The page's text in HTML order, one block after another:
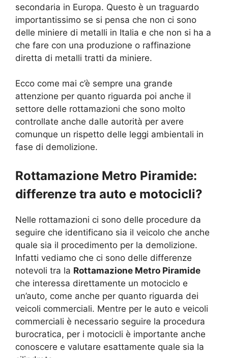
secondaria in Europa. Questo è un traguardo
importantissimo se si pensa che non ci sono
delle miniere di metalli in Italia e che non si ha a
che fare con una produzione o raffinazione
diretta di metalli tratti da miniere.
Ecco come mai c’è sempre una grande
attenzione per quanto riguarda poi anche il
settore delle rottamazioni che sono molto
controllate anche dalle autorità per avere
comunque un rispetto delle leggi ambientali in
fase di demolizione.
Rottamazione Metro Piramide:
differenze tra auto e motocicli?
Nelle rottamazioni ci sono delle procedure da
seguire che identificano sia il veicolo che anche
quale sia il procedimento per la demolizione.
Infatti vediamo che ci sono delle differenze
notevoli tra la Rottamazione Metro Piramide
che interessa direttamente un motociclo e
un’auto, come anche per quanto riguarda dei
veicoli commerciali. Mentre per le auto e veicoli
commerciali è necessario seguire la procedura
burocratica, per i motocicli è importante anche
conoscere e valutare esattamente quale sia la